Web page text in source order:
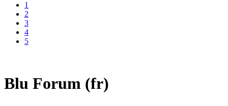
1
2
3
4
5
Blu Forum (fr)